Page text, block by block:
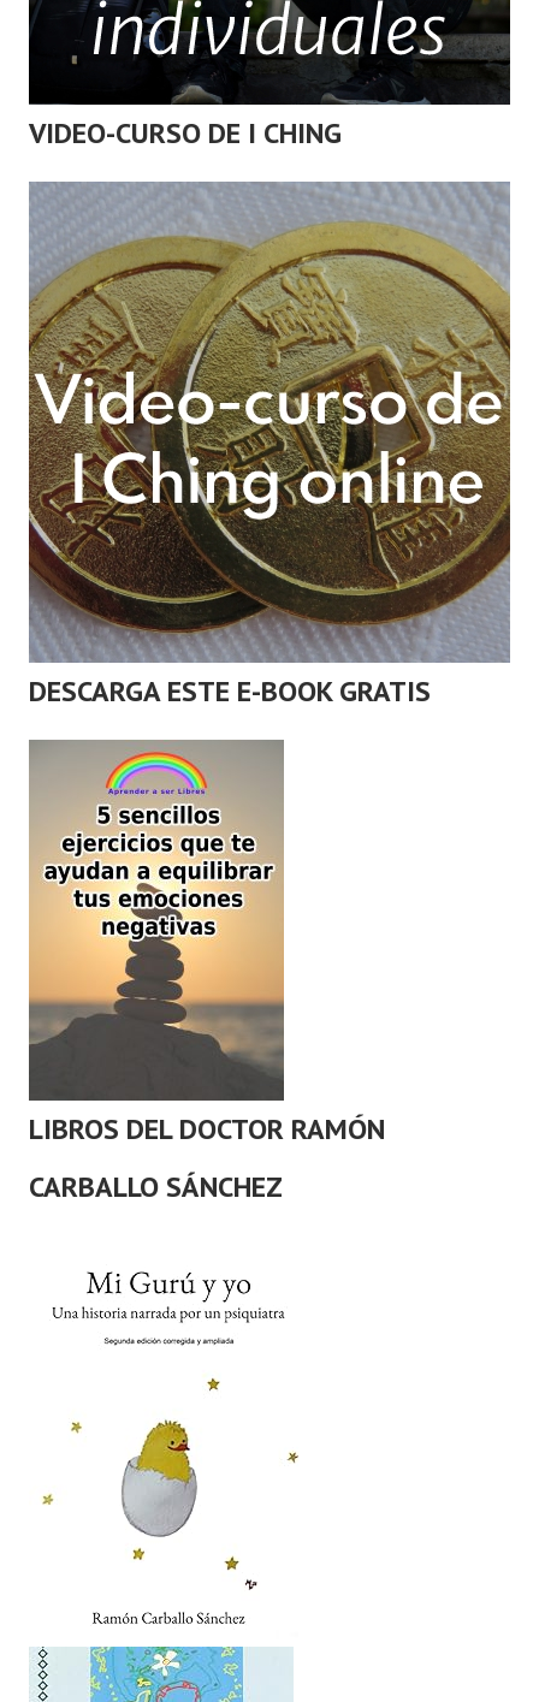
VIDEO-CURSO DE I CHING
DESCARGA ESTE E-BOOK GRATIS
LIBROS DEL DOCTOR RAMÓN
CARBALLO SÁNCHEZ